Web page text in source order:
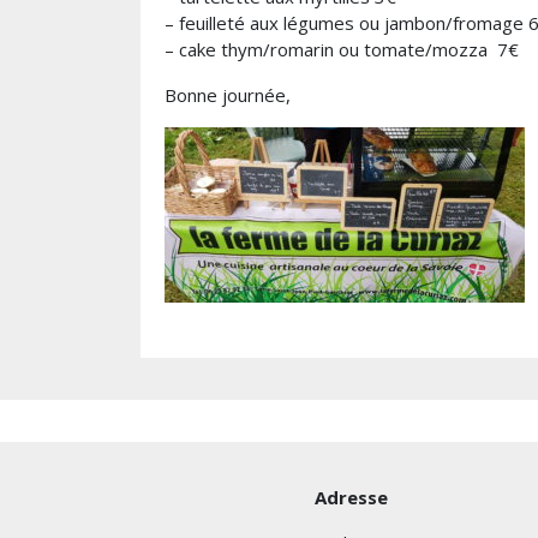
– feuilleté aux légumes ou jambon/fromage
– cake thym/romarin ou tomate/mozza 7€
Bonne journée,
Adresse